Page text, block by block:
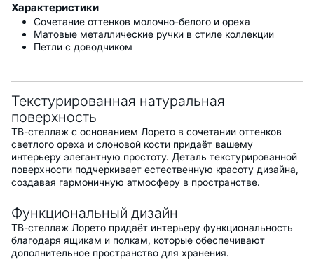
Характеристики
Сочетание оттенков молочно-белого и ореха
Матовые металлические ручки в стиле коллекции
Петли с доводчиком
Текстурированная натуральная
поверхность
ТВ-стеллаж с основанием Лорето в сочетании оттенков
светлого ореха и слоновой кости придаёт вашему
интерьеру элегантную простоту. Деталь текстурированной
поверхности подчеркивает естественную красоту дизайна,
создавая гармоничную атмосферу в пространстве.
Функциональный дизайн
ТВ-стеллаж Лорето придаёт интерьеру функциональность
благодаря ящикам и полкам, которые обеспечивают
дополнительное пространство для хранения.